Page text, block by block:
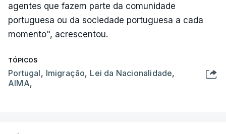
agentes que fazem parte da comunidade
portuguesa ou da sociedade portuguesa a cada
momento", acrescentou.
TÓPICOS
Portugal, Imigração, Lei da Nacionalidade,
AIMA,